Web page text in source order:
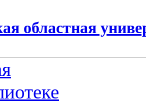
областная